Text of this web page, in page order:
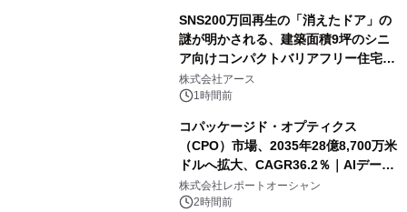
SNS200万回再生の「消えたドア」の
謎が明かされる、建築面積9坪のシニ
ア向けコンパクトバリアフリー住宅が
誕生
株式会社アース
1時間前
コパッケージド・オプティクス
（CPO）市場、2035年28億8,700万米
ドルへ拡大、CAGR36.2％｜AIデータ
センター・高速光通信需要が成長を加
速
株式会社レポートオーシャン
2時間前